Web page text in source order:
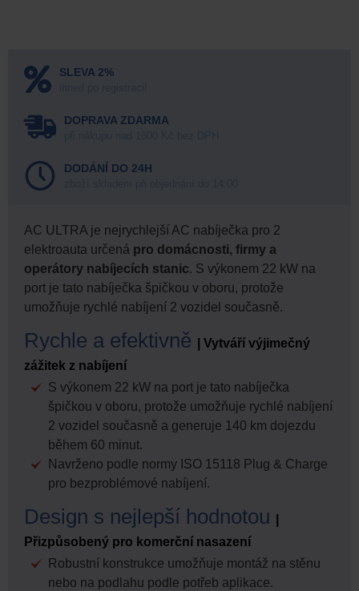
SLEVA 2%
DOPRAVA ZDARMA
DODÁNÍ DO 24H
AC ULTRA je nejrychlejší AC nabíječka pro 2
elektroauta určená pro domácnosti, firmy a
operátory nabíjecích stanic. S výkonem 22 kW na
port je tato nabíječka špičkou v oboru, protože
umožňuje rychlé nabíjení 2 vozidel současně.
Rychle a efektivně
| Vytváří výjimečný
zážitek z nabíjení
S výkonem 22 kW na port je tato nabíječka
špičkou v oboru, protože umožňuje rychlé nabíjení
2 vozidel současně a generuje 140 km dojezdu
během 60 minut.
Navrženo podle normy ISO 15118 Plug & Charge
pro bezproblémové nabíjení.
Design s nejlepší hodnotou
Přizpůsobený pro komerční nasazení
Robustní konstrukce umožňuje montáž na stěnu
nebo na podlahu podle potřeb aplikace.